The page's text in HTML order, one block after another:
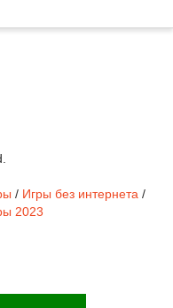
/ Игры без интернета /
2023